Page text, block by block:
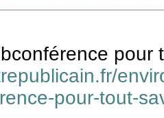
pour
pour-tout-